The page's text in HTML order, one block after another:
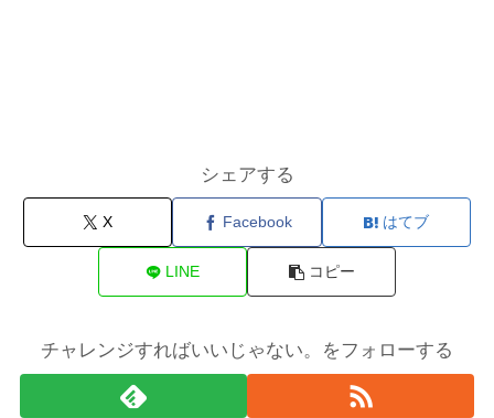
シェアする
X Facebook はてブ
LINE コピー
チャレンジすればいいじゃない。をフォローする